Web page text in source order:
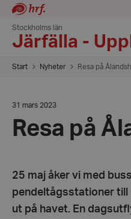
Stockholms län
Järfälla -
Start Nyheter Resa på
Datum:
mars
2023
31 mars 2023
Resa på
25 maj åker vi med
pendeltågsstationer till
ut på havet. En